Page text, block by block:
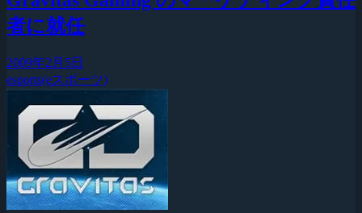
者に就任
2009年2月5日
esports(eスポーツ)